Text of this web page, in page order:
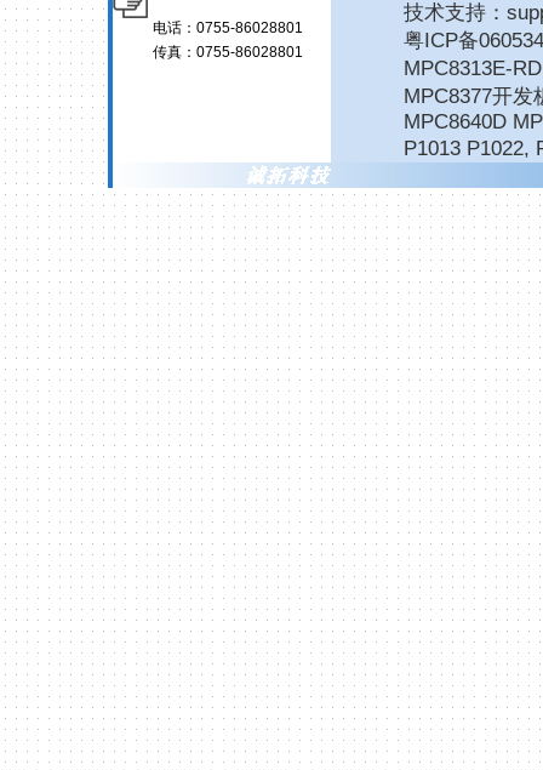
电话：0755-86028801
传真：0755-86028801
技术支持：
粤ICP备
MPC8313E-
MPC8377开发
MPC8640D
P1013 P1022,